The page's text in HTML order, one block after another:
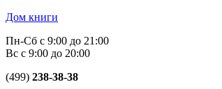
Дом книги
Пн-Сб с 9:00 до 21:00
Вс с 9:00 до 20:00
(499) 238-38-38